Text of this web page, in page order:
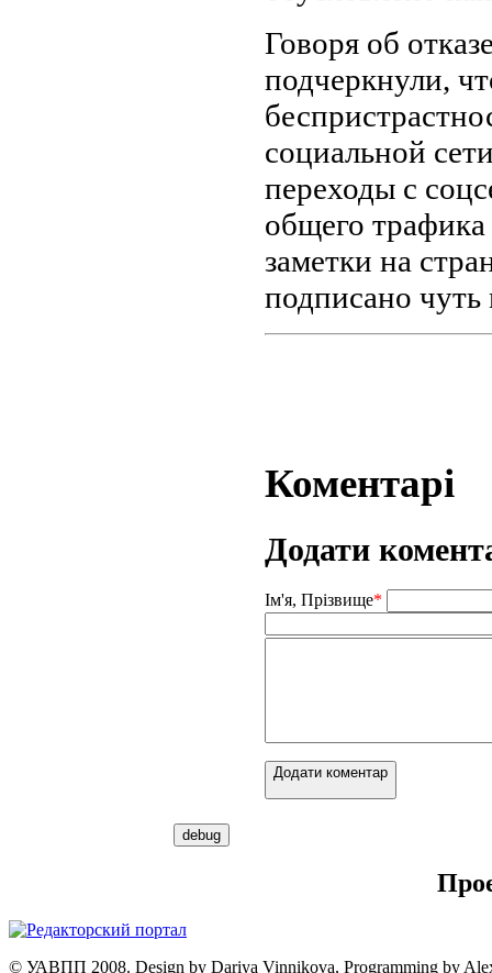
Говоря об
подчеркнули,
социальной
переходы с
общего
заметки на
подписано чуть
Коментарі
Додати
Ім'я, Прізвище*
Додати коментар
© УАВПП 2008. Design by Dariya Vinnikova, Programming by